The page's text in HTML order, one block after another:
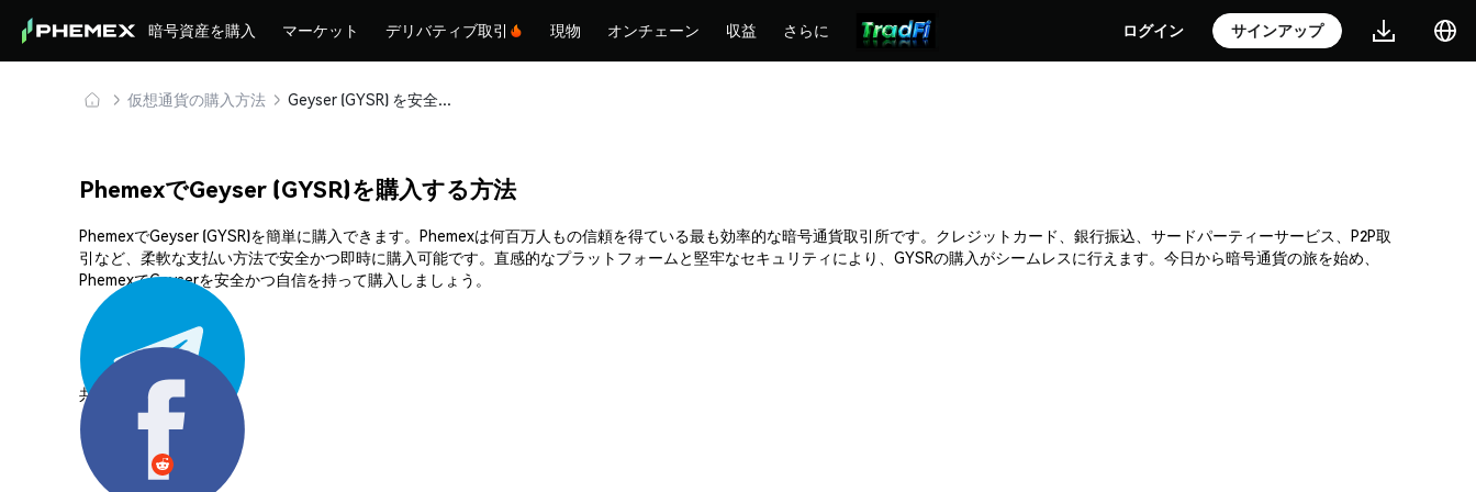
暗号資産を購入 マーケット デリバティブ取引 現物 オンチェーン 収益 さらに ログイン サインアップ
仮想通貨の購入方法 Geyser (GYSR) を安全に購入・保管
PhemexでGeyser (GYSR)を購入する方法
PhemexでGeyser (GYSR)を簡単に購入できます。Phemexは何百万人もの信頼を得ている最も効率的な暗号通貨取引所です。クレジットカード、銀行振込、サードパーティーサービス、P2P取
引など、柔軟な支払い方法で安全かつ即時に購入可能です。直感的なプラットフォームと堅牢なセキュリティにより、GYSRの購入がシームレスに行えます。今日から暗号通貨の旅を始め、
PhemexでGeyserを安全かつ自信を持って購入しましょう。
共有する: